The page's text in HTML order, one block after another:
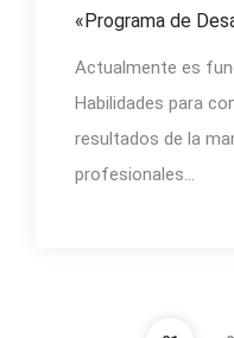
«Programa de
Actualmente es
Habilidades para
resultados de la
profesionales...